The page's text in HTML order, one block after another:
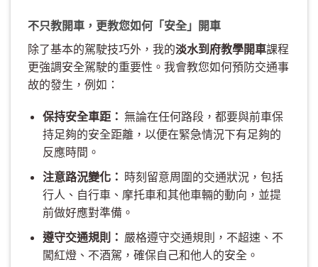
不只教開車，更教您如何「安全」開車
除了基本的駕駛技巧外，我的淡水到府教學開車課程
更強調安全駕駛的重要性。我會教您如何預防交通事
故的發生，例如：
保持安全車距： 無論在任何路段，都要與前車保
持足夠的安全距離，以便在緊急情況下有足夠的
反應時間。
注意路況變化： 時刻留意周圍的交通狀況，包括
行人、自行車、摩托車和其他車輛的動向，並提
前做好應對準備。
遵守交通規則： 嚴格遵守交通規則，不超速、不
闖紅燈、不酒駕，確保自己和他人的安全。